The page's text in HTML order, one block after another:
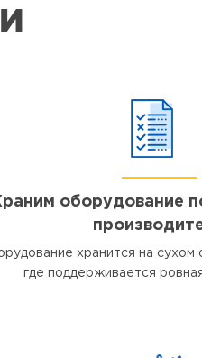
оборудование
хранится на сухом
где поддерживается